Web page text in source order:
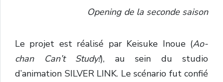
Opening de la seconde saison
Le projet est réalisé par Keisuke Inoue (Ao-
chan Can’t Study!), au sein du studio
d’animation SILVER LINK. Le scénario fut confié